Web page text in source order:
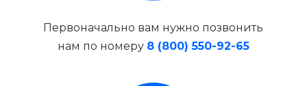
Первоначально вам нужно позвонить
нам по номеру 8 (800) 550-92-65